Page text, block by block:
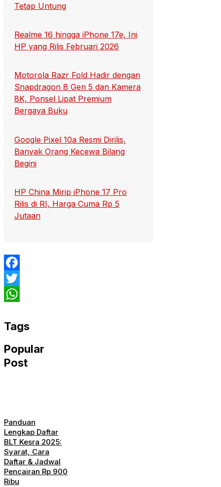
Tetap Untung
Realme 16 hingga iPhone 17e, Ini
HP yang Rilis Februari 2026
Motorola Razr Fold Hadir dengan
Snapdragon 8 Gen 5 dan Kamera
8K, Ponsel Lipat Premium
Bergaya Buku
Google Pixel 10a Resmi Dirilis,
Banyak Orang Kecewa Bilang
Begini
HP China Mirip iPhone 17 Pro
Rilis di RI, Harga Cuma Rp 5
Jutaan
Facebook
Twitter
Tags
Popular
Post
Panduan
Lengkap Daftar
BLT Kesra 2025:
Syarat, Cara
Daftar & Jadwal
Pencairan Rp 900
Ribu